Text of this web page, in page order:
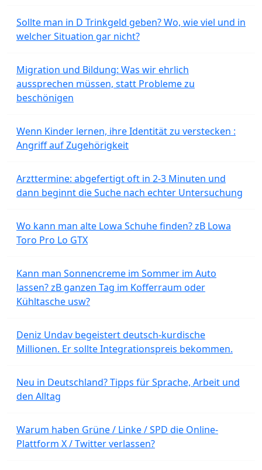
Sollte man in D Trinkgeld geben? Wo, wie viel und in
welcher Situation gar nicht?
Migration und Bildung: Was wir ehrlich
aussprechen müssen, statt Probleme zu
beschönigen
Wenn Kinder lernen, ihre Identität zu verstecken :
Angriff auf Zugehörigkeit
Arzttermine: abgefertigt oft in 2-3 Minuten und
dann beginnt die Suche nach echter Untersuchung
Wo kann man alte Lowa Schuhe finden? zB Lowa
Toro Pro Lo GTX
Kann man Sonnencreme im Sommer im Auto
lassen? zB ganzen Tag im Kofferraum oder
Kühltasche usw?
Deniz Undav begeistert deutsch-kurdische
Millionen. Er sollte Integrationspreis bekommen.
Neu in Deutschland? Tipps für Sprache, Arbeit und
den Alltag
Warum haben Grüne / Linke / SPD die Online-
Plattform X / Twitter verlassen?